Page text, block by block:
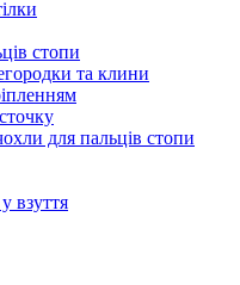
стопи
та клини
для пальців стопи
взуття